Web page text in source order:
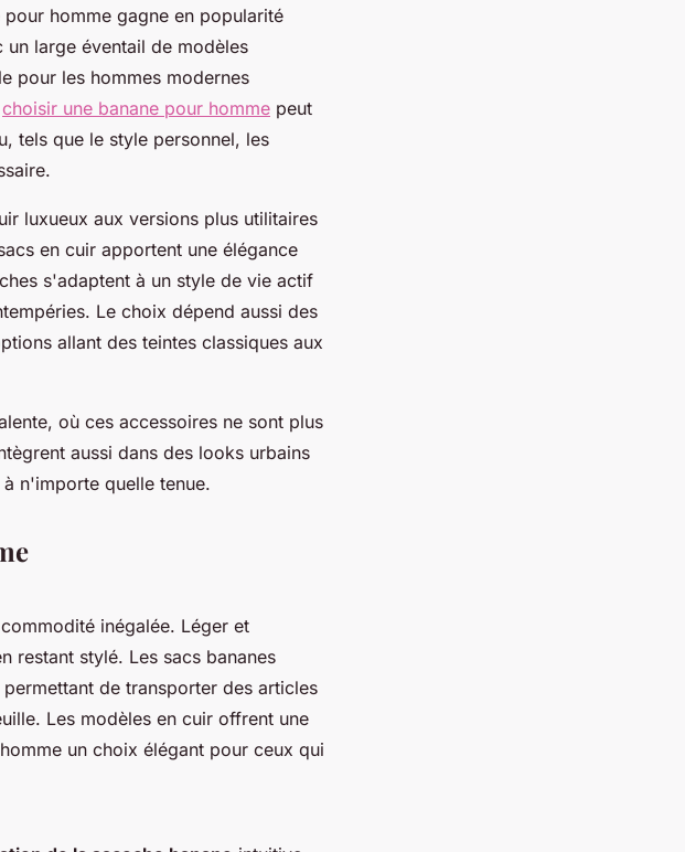
homme gagne en popularité
large éventail de modèles
pour les hommes modernes
choisir une banane pour homme peut
tels que le style personnel, les
luxueux aux versions plus utilitaires
en cuir apportent une élégance
s'adaptent à un style de vie actif
Le choix dépend aussi des
allant des teintes classiques aux
où ces accessoires ne sont plus
aussi dans des looks urbains
n'importe quelle tenue.
inégalée. Léger et
restant stylé. Les sacs bananes
de transporter des articles
Les modèles en cuir offrent une
un choix élégant pour ceux qui